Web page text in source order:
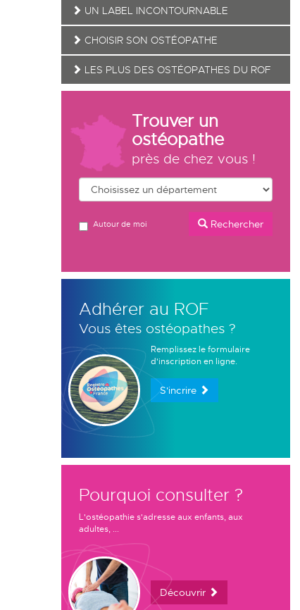
UN LABEL INCONTOURNABLE
CHOISIR SON OSTÉOPATHE
LES PLUS DES OSTÉOPATHES DU ROF
Trouver un
ostéopathe
près de chez vous !
Autour de moi Rechercher
Adhérer au ROF
Vous êtes ostéopathes ?
Remplissez le formulaire
d'inscription en ligne.
S'incrire
Pourquoi consulter ?
L'ostéopathie s'adresse aux enfants, aux
adultes, ...
Découvrir